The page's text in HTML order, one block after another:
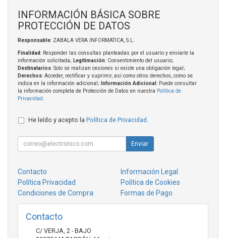
INFORMACIÓN BÁSICA SOBRE
PROTECCIÓN DE DATOS
Responsable: ZABALA VERA INFORMATICA, S.L.
Finalidad: Responder las consultas planteadas por el usuario y enviarle la
información solicitada; Legitimación: Consentimiento del usuario;
Destinatarios: Solo se realizan cesiones si existe una obligación legal;
Derechos: Acceder, rectificar y suprimir, así como otros derechos, como se
indica en la información adicional;
Información Adicional : Puede consultar
la información completa de Protección de Datos en nuestra Política de
Privacidad
He leído y acepto la Política de Privacidad
Enviar
Contacto
Información Legal
Política Privacidad
Política de Cookies
Condiciones de Compra
Formas de Pago
Contacto
C/ VERJA, 2 - BAJO